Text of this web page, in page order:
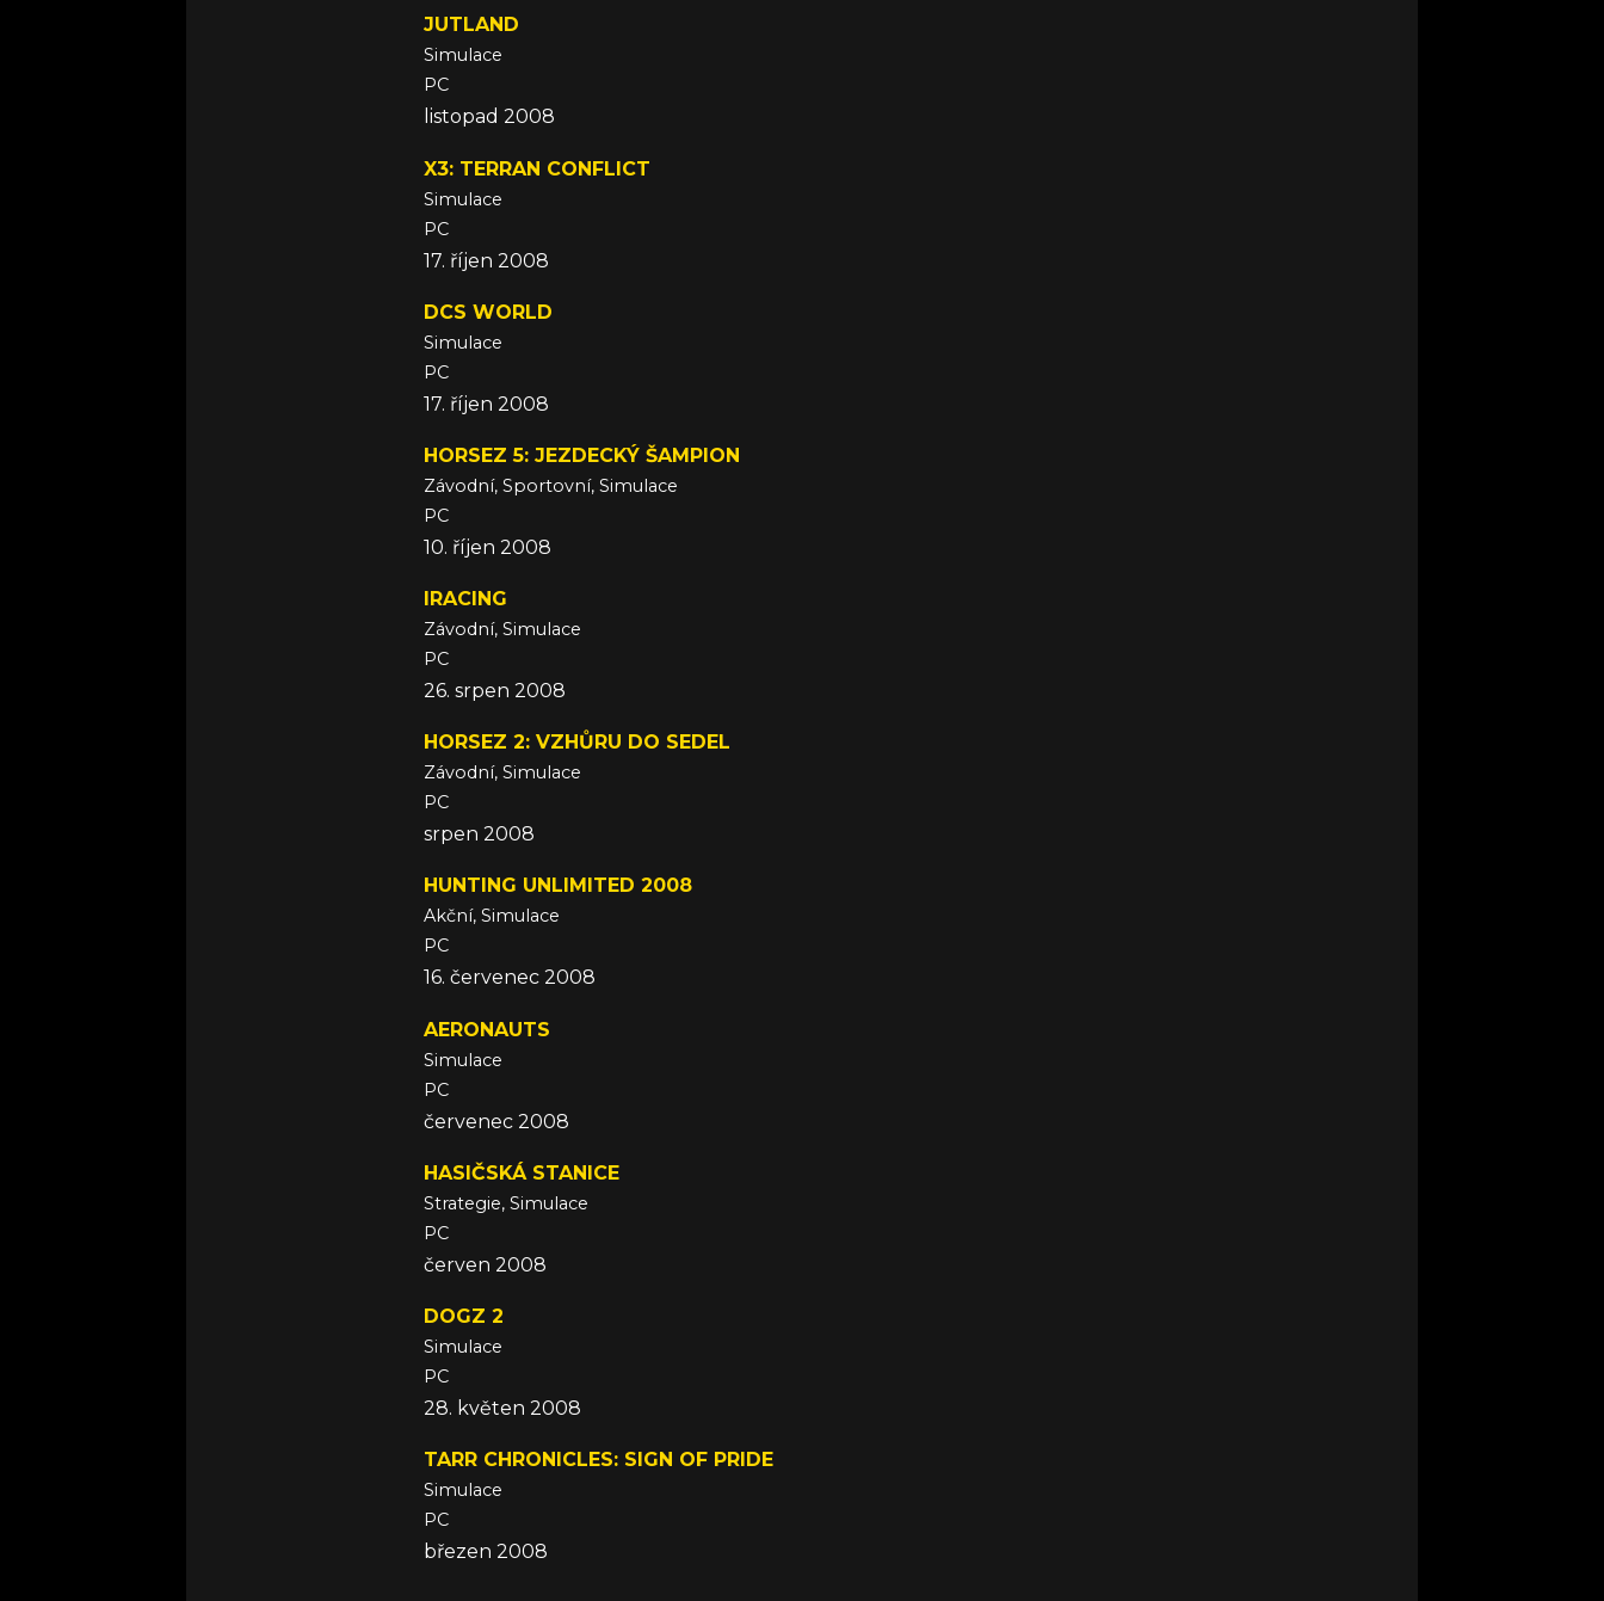
JUTLAND
Simulace
PC
listopad 2008
X3: TERRAN CONFLICT
Simulace
PC
17. říjen 2008
DCS WORLD
Simulace
PC
17. říjen 2008
HORSEZ 5: JEZDECKÝ ŠAMPION
Závodní, Sportovní, Simulace
PC
10. říjen 2008
IRACING
Závodní, Simulace
PC
26. srpen 2008
HORSEZ 2: VZHŮRU DO SEDEL
Závodní, Simulace
PC
srpen 2008
HUNTING UNLIMITED 2008
Akční, Simulace
PC
16. červenec 2008
AERONAUTS
Simulace
PC
červenec 2008
HASIČSKÁ STANICE
Strategie, Simulace
PC
červen 2008
DOGZ 2
Simulace
PC
28. květen 2008
TARR CHRONICLES: SIGN OF PRIDE
Simulace
PC
březen 2008